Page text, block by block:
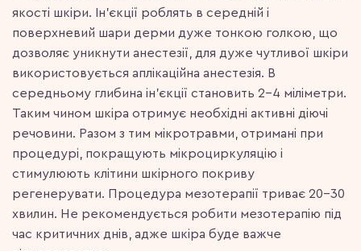
якості шкіри. Ін’єкції роблять в середній і
поверхневий шари дерми дуже тонкою голкою, що
дозволяє уникнути анестезії, для дуже чутливої шкіри
використовується аплікаційна анестезія. В
середньому глибина ін’єкції становить 2-4 міліметри.
Таким чином шкіра отримує необхідні активні діючі
речовини. Разом з тим мікротравми, отримані при
процедурі, покращують мікроциркуляцію і
стимулюють клітини шкірного покриву
регенерувати. Процедура мезотерапії триває 20–30
хвилин. Не рекомендується робити мезотерапію під
час критичних днів, адже шкіра буде важче